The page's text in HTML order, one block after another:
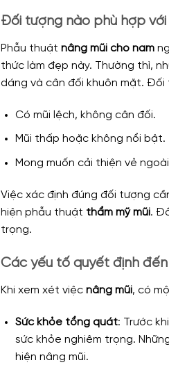
Đối tượng nào phù hợp
Phẫu thuật nâng mũi cho nam
thức làm đẹp này. Thường thì,
dáng và cân đối khuôn mặt.
Có mũi lệch, không cân đối.
Mũi thấp hoặc không nổi bật.
Mong muốn cải thiện vẻ
Việc xác định đúng đối tượng
hiện phẫu thuật thẩm mỹ mũi.
trọng.
Các yếu tố quyết định
Khi xem xét việc nâng mũi, có
Sức khỏe tổng quát: Trước
sức khỏe nghiêm trọng.
hiện nâng mũi.